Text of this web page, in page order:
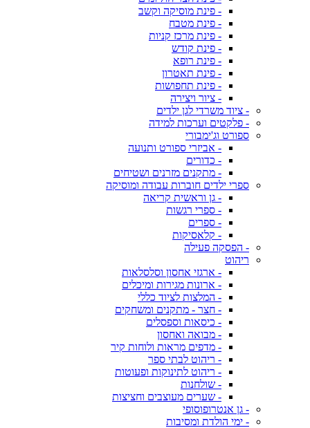
- פינת מוסיקה וקשב
- פינת מטבח
- פינת מרכז קניות
- פינת קודש
- פינת רופא
- פינת תאטרון
- פינת תחפושות
- ציור ויצירה
- ציוד משרדי לגן ילדים
- פלקטים וערכות למידה
ספורט וג'ימבורי
- אביזרי ספורט ותנועה
- כדורים
- מתקנים מזרנים ושטיחים
ספרי ילדים חוברות עבודה ומוסיקה
- גן וראשית קריאה
- ספרי רגשות
- ספרים
- קלאסיקות
- הפסקה פעילה
ריהוט
- ארגזי אחסון וסלסלאות
- ארונות מגירות ומיכלים
- המלצות לציוד כללי
- חצר - מתקנים ומשחקים
- כיסאות וספסלים
- מבואה ואחסון
- מדפים מראות ולוחות קיר
- ריהוט לבתי ספר
- ריהוט לתינוקות ופעוטות
- שולחנות
- שערים מעוצבים וחציצות
- גן אנטרופוסופי
- ימי הולדת ומסיבות